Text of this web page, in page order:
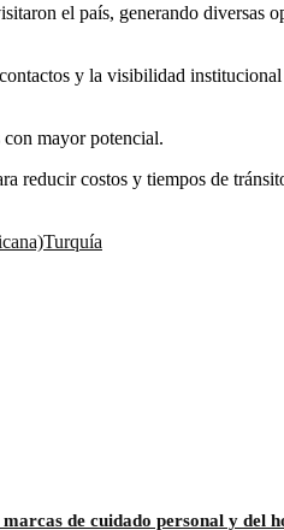
el país, generando diversas
y la visibilidad
con mayor potencial.
costos y tiempos de
Turquía
de cuidado personal y del